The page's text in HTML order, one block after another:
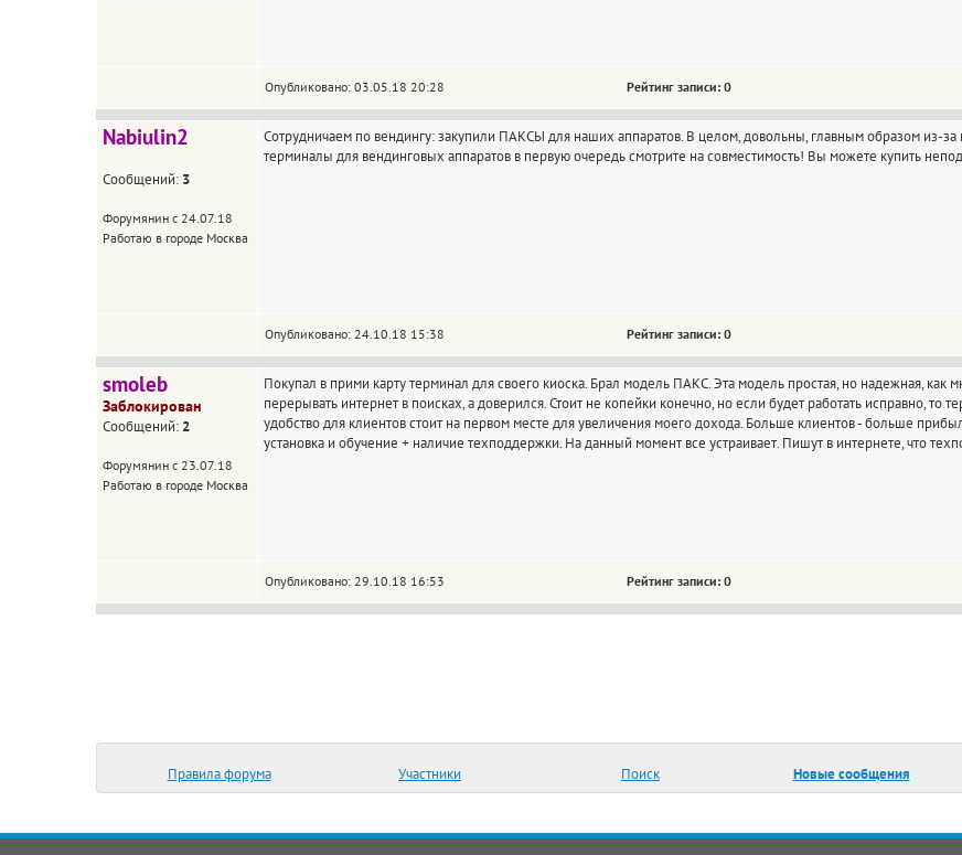
Опубликовано: 03.05.18 20:28 Рейтинг записи: 0
Nabiulin2
Сообщений: 3
Форумянин с 24.07.18
Работаю в городе Москва
Сотрудничаем по вендингу: закупили ПАКСЫ для наших аппаратов. В целом, довольны, главным образом из-за
терминалы для вендинговых аппаратов в первую очередь смотрите на совместимость! Вы можете купить
Опубликовано: 24.10.18 15:38 Рейтинг записи: 0
smoleb
Заблокирован
Сообщений: 2
Форумянин с 23.07.18
Работаю в городе Москва
Покупал в прими карту терминал для своего киоска. Брал модель ПАКС. Эта модель простая, но надежная, как
перерывать интернет в поисках, а доверился. Стоит не копейки конечно, но если будет работать исправно,
удобство для клиентов стоит на первом месте для увеличения моего дохода. Больше клиентов - больше
установка и обучение + наличие техподдержки. На данный момент все устраивает. Пишут в интернете, что
Опубликовано: 29.10.18 16:53 Рейтинг записи: 0
Правила форума Участники Поиск Новые сообщения